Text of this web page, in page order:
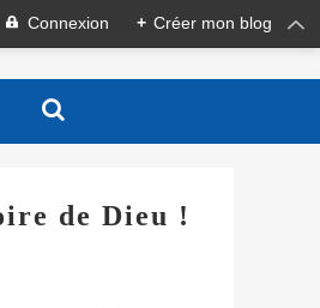
Connexion + Créer mon blog
de Dieu !